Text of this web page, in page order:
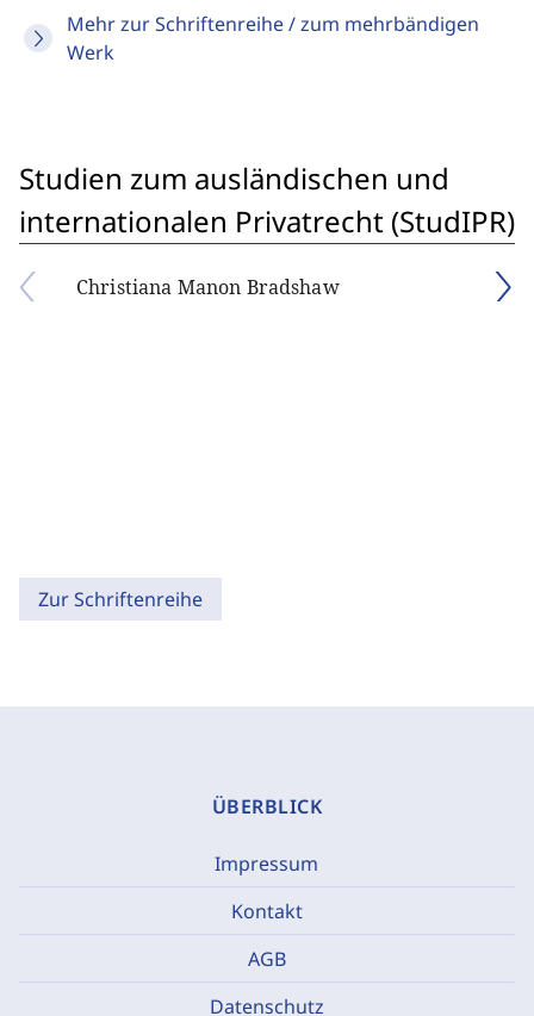
Mehr zur Schriftenreihe / zum mehrbändigen
Werk
Studien zum ausländischen und
internationalen Privatrecht (StudIPR)
Christiana Manon Bradshaw
Zur Schriftenreihe
ÜBERBLICK
Impressum
Kontakt
AGB
Datenschutz